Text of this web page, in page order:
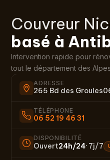
Couvreur
basé à
Intervention rapide pour
tout le département des
ADRESSE
265 Bd des Groules
TÉLÉPHONE
06 52 19 46 31
DISPONIBILITÉ
Ouvert24h/24· 7j/7